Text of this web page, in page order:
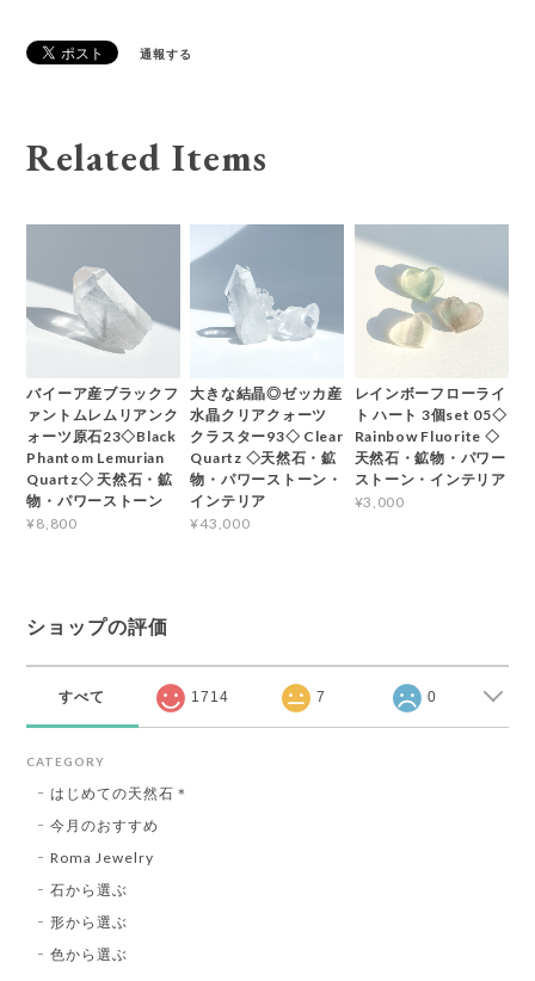
通報する
Related Items
バイーア産ブラックフ
ァントムレムリアンク
ォーツ原石23◇Black
Phantom Lemurian
Quartz◇ 天然石・鉱
物・パワーストーン
¥8,800
大きな結晶◎ゼッカ産
水晶クリアクォーツ
クラスター93◇ Clear
Quartz ◇天然石・鉱
物・パワーストーン・
インテリア
¥43,000
レインボーフローライ
ト ハート 3個set 05◇
Rainbow Fluorite ◇
天然石・鉱物・パワー
ストーン・インテリア
¥3,000
ショップの評価
すべて 1714 7 0
CATEGORY
はじめての天然石＊
今月のおすすめ
Roma Jewelry
石から選ぶ
形から選ぶ
色から選ぶ